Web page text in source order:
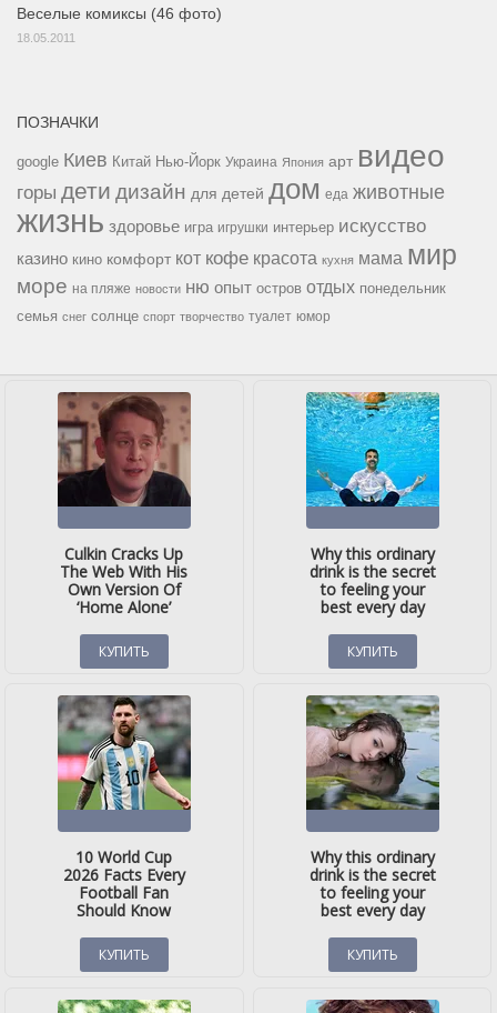
Веселые комиксы (46 фото)
18.05.2011
ПОЗНАЧКИ
google Киев Китай Нью-Йорк Украина Япония арт видео
горы дети дизайн для детей дом еда животные
жизнь здоровье игра игрушки интерьер искусство
казино кино комфорт кот кофе красота кухня мама мир
море на пляже новости ню опыт остров отдых понедельник
семья снег солнце спорт творчество туалет юмор